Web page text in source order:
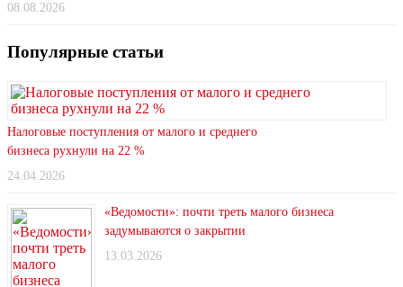
08.08.2026
Популярные статьи
Налоговые поступления от малого и среднего
бизнеса рухнули на 22 %
24.04.2026
«Ведомости»: почти треть малого бизнеса
задумываются о закрытии
13.03.2026